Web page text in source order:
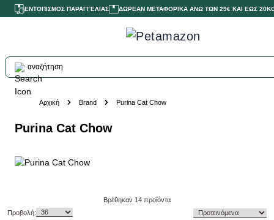
ΕΝΤΟΠΙΣΜΟΣ ΠΑΡΑΓΓΕΛΙΑΣ ΔΩΡΕΑΝ ΜΕΤΑΦΟΡΙΚΑ ΑΝΩ ΤΩΝ 29€ ΚΑΙ ΕΩΣ
Skip to Content
αναζήτηση
Αρχική Brand Purina Cat Chow
Purina Cat Chow
Βρέθηκαν 14 προϊόντα
Προβολή: